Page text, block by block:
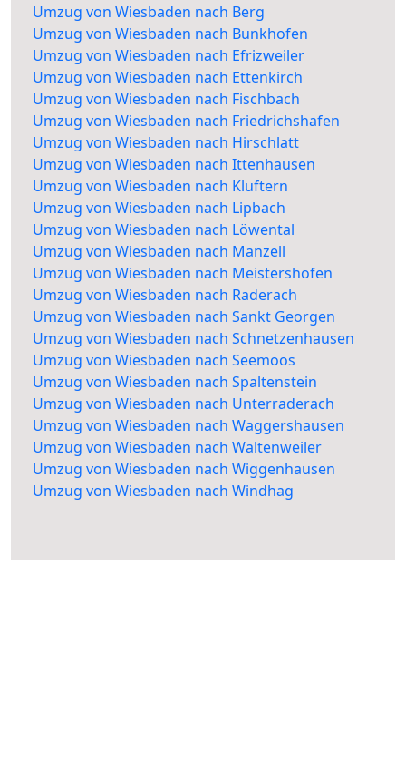
Umzug von Wiesbaden nach Berg
Umzug von Wiesbaden nach Bunkhofen
Umzug von Wiesbaden nach Efrizweiler
Umzug von Wiesbaden nach Ettenkirch
Umzug von Wiesbaden nach Fischbach
Umzug von Wiesbaden nach Friedrichshafen
Umzug von Wiesbaden nach Hirschlatt
Umzug von Wiesbaden nach Ittenhausen
Umzug von Wiesbaden nach Kluftern
Umzug von Wiesbaden nach Lipbach
Umzug von Wiesbaden nach Löwental
Umzug von Wiesbaden nach Manzell
Umzug von Wiesbaden nach Meistershofen
Umzug von Wiesbaden nach Raderach
Umzug von Wiesbaden nach Sankt Georgen
Umzug von Wiesbaden nach Schnetzenhausen
Umzug von Wiesbaden nach Seemoos
Umzug von Wiesbaden nach Spaltenstein
Umzug von Wiesbaden nach Unterraderach
Umzug von Wiesbaden nach Waggershausen
Umzug von Wiesbaden nach Waltenweiler
Umzug von Wiesbaden nach Wiggenhausen
Umzug von Wiesbaden nach Windhag